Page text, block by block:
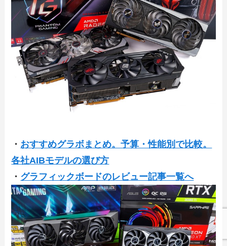
・ おすすめグラボまとめ。予算・性能別で比較。
各社AIBモデルの選び方
・ グラフィックボードのレビュー記事一覧へ